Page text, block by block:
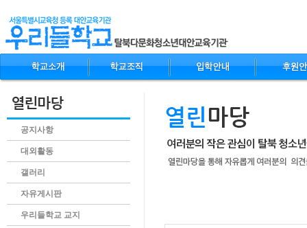
공지사항
대외활동
갤러리
자유게시판
우리들학교 교지